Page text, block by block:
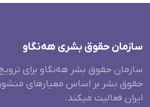
سازمان حقوق بشری هەنگاو
سازمان حقوق بشر هه‌نگاو برای
حقوق بشر بر اساس معیارهای
ایران فعالیت میکند.